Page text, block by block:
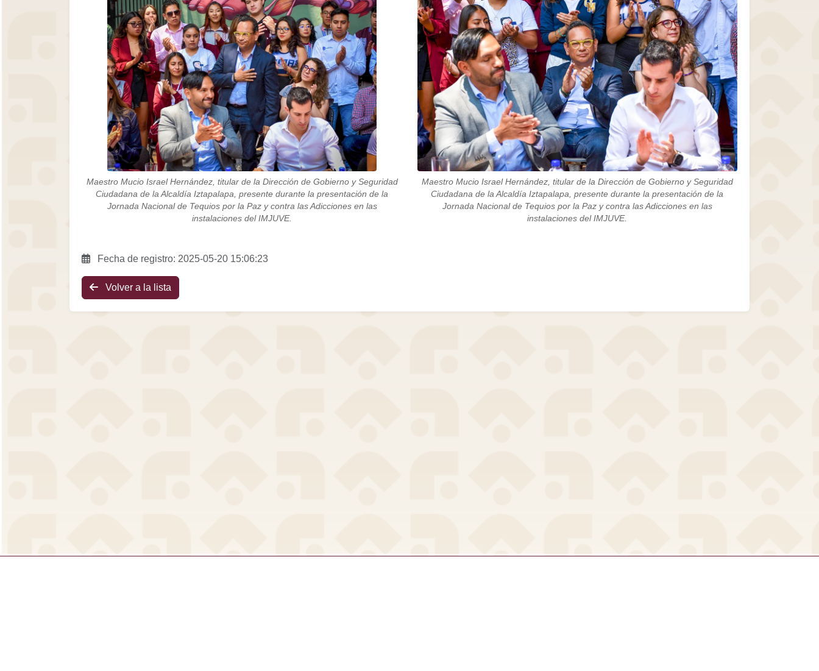
Maestro Mucio Israel Hernández, titular de la Dirección de Gobierno y Seguridad
Ciudadana de la Alcaldía Iztapalapa, presente durante la presentación de la
Jornada Nacional de Tequios por la Paz y contra las Adicciones en las
instalaciones del IMJUVE.
Maestro Mucio Israel Hernández, titular de la Dirección de Gobierno y Seguridad
Ciudadana de la Alcaldía Iztapalapa, presente durante la presentación de la
Jornada Nacional de Tequios por la Paz y contra las Adicciones en las
instalaciones del IMJUVE.
Fecha de registro: 2025-05-20 15:06:23
Volver a la lista